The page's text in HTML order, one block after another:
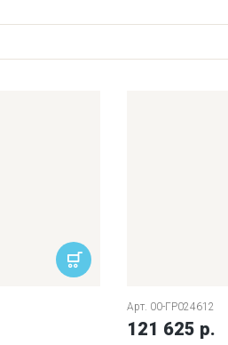
Арт. 00-ГР024612
121 625 р.